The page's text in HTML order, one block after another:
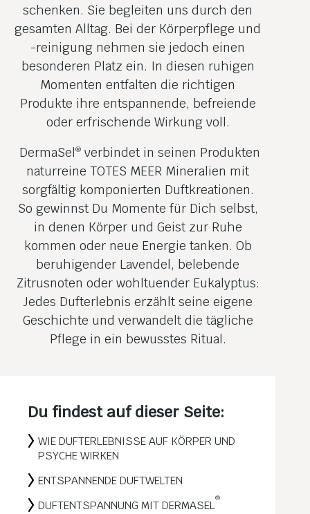
schenken. Sie begleiten uns durch den
gesamten Alltag. Bei der Körperpflege und
-reinigung nehmen sie jedoch einen
besonderen Platz ein. In diesen ruhigen
Momenten entfalten die richtigen
Produkte ihre entspannende, befreiende
oder erfrischende Wirkung voll.
DermaSel®verbindet in seinen Produkten
naturreine TOTES MEER Mineralien mit
sorgfältig komponierten Duftkreationen.
So gewinnst Du Momente für Dich selbst,
in denen Körper und Geist zur Ruhe
kommen oder neue Energie tanken. Ob
beruhigender Lavendel, belebende
Zitrusnoten oder wohltuender Eukalyptus:
Jedes Dufterlebnis erzählt seine eigene
Geschichte und verwandelt die tägliche
Pflege in ein bewusstes Ritual.
Du findest auf dieser Seite:
WIE DUFTERLEBNISSE AUF KÖRPER UND
PSYCHE WIRKEN
ENTSPANNENDE DUFTWELTEN
DUFTENTSPANNUNG MIT DERMASEL
®